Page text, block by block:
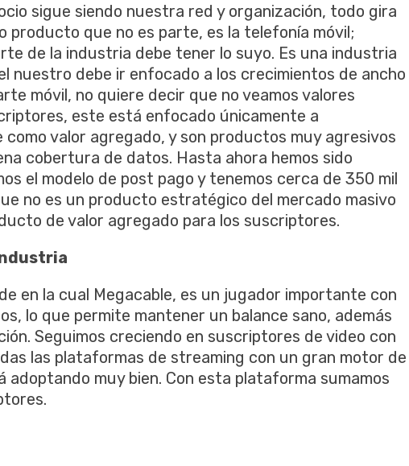
sigue siendo nuestra red y organización, todo gira
producto que no es parte, es la telefonía móvil;
de la industria debe tener lo suyo. Es una industria
nuestro debe ir enfocado a los crecimientos de ancho
móvil, no quiere decir que no veamos valores
este está enfocado únicamente a
valor agregado, y son productos muy agresivos
cobertura de datos. Hasta ahora hemos sido
el modelo de post pago y tenemos cerca de 350 mil
no es un producto estratégico del mercado masivo
de valor agregado para los suscriptores.
en la cual Megacable, es un jugador importante con
lo que permite mantener un balance sano, además
Seguimos creciendo en suscriptores de video con
las plataformas de streaming con un gran motor de
adoptando muy bien. Con esta plataforma sumamos